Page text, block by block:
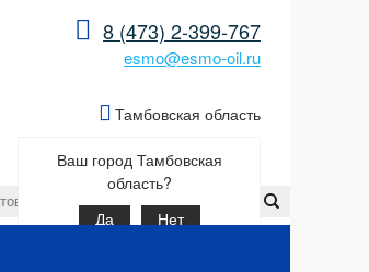
8 (473) 2-399-767
esmo@esmo-oil.ru
Тамбовская область
Ваш город Тамбовская
область?
Да Нет